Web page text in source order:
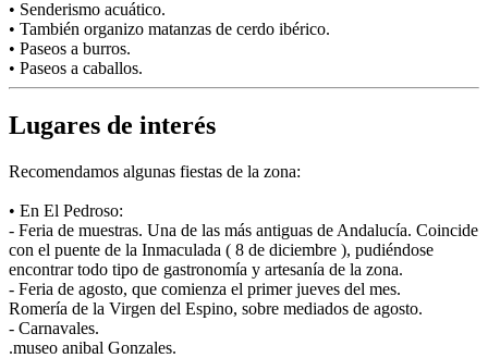
• Senderismo acuático.
• También organizo matanzas de cerdo ibérico.
• Paseos a burros.
• Paseos a caballos.
Lugares de interés
Recomendamos algunas fiestas de la zona:
• En El Pedroso:
- Feria de muestras. Una de las más antiguas de Andalucía. Coincide
con el puente de la Inmaculada ( 8 de diciembre ), pudiéndose
encontrar todo tipo de gastronomía y artesanía de la zona.
- Feria de agosto, que comienza el primer jueves del mes.
Romería de la Virgen del Espino, sobre mediados de agosto.
- Carnavales.
.museo anibal Gonzales.